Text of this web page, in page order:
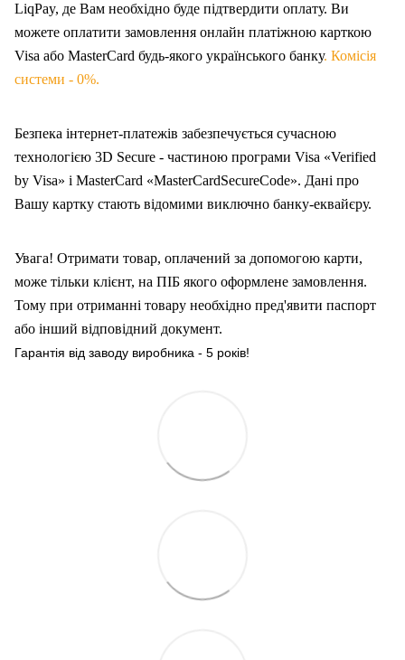
LiqPay, де Вам необхідно буде підтвердити оплату. Ви
можете оплатити замовлення онлайн платіжною карткою
Visa або MasterCard будь-якого українського банку. Комісія
системи - 0%.
Безпека інтернет-платежів забезпечується сучасною
технологією 3D Secure - частиною програми Visa «Verified
by Visa» і MasterCard «MasterCardSecureCode». Дані про
Вашу картку стають відомими виключно банку-еквайєру.
Увага! Отримати товар, оплачений за допомогою карти,
може тільки клієнт, на ПІБ якого оформлене замовлення.
Тому при отриманні товару необхідно пред'явити паспорт
або інший відповідний документ.
Гарантія від заводу виробника - 5 років!